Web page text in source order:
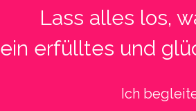
Lass alles los,
ein erfülltes und
Ich